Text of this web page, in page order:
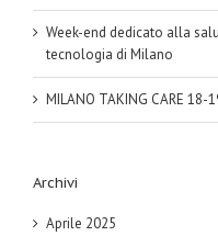
Week-end dedicato alla
tecnologia di Milano
MILANO TAKING CARE 18-
Archivi
Aprile 2025